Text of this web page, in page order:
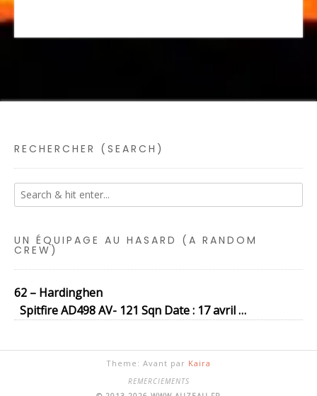
RECHERCHER (SEARCH)
UN ÉQUIPAGE AU HASARD (A RANDOM
CREW)
62 – Hardinghen
Spitfire AD498 AV- 121 Sqn Date : 17 avril …
Theme: Avant par Kaira
REMERCIEMENTS